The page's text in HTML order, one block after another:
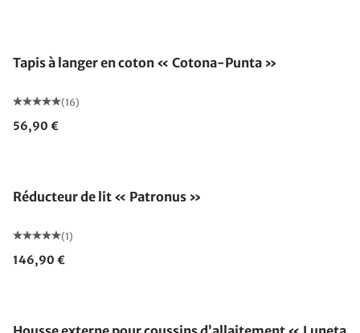
Tapis à langer en coton « Cotona-Punta »
(16)
56,90 €
Réducteur de lit « Patronus »
(1)
146,90 €